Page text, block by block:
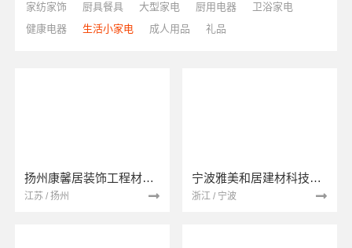
家纺家饰
厨具餐具 大型家电 厨用电器
卫浴家电
健康电器
生活小家电 成人用品 礼品
扬州康馨居装饰工程材料有限公司
江苏 / 扬州
宁波雅美和居建材科技有限公司
浙江 / 宁波